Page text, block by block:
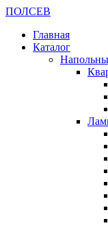
ПОЛСЕВ
Главная
Каталог